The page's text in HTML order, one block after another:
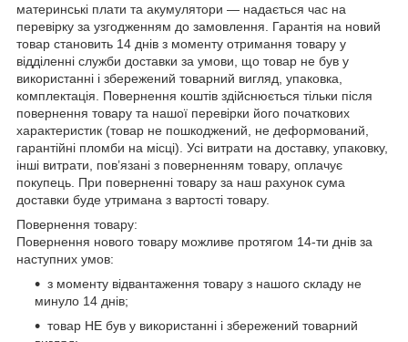
материнські плати та акумулятори — надається час на
перевірку за узгодженням до замовлення. Гарантія на новий
товар становить 14 днів з моменту отримання товару у
відділенні служби доставки за умови, що товар не був у
використанні і збережений товарний вигляд, упаковка,
комплектація. Повернення коштів здійснюється тільки після
повернення товару та нашої перевірки його початкових
характеристик (товар не пошкоджений, не деформований,
гарантійні пломби на місці). Усі витрати на доставку, упаковку,
інші витрати, пов’язані з поверненням товару, оплачує
покупець. При поверненні товару за наш рахунок сума
доставки буде утримана з вартості товару.
Повернення товару:
Повернення нового товару можливе протягом 14-ти днів за
наступних умов:
з моменту відвантаження товару з нашого складу не
минуло 14 днів;
товар НЕ був у використанні і збережений товарний